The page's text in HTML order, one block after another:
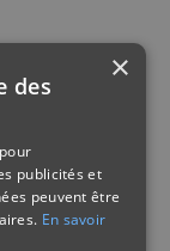
×
des
publicités et
peuvent être
En savoir